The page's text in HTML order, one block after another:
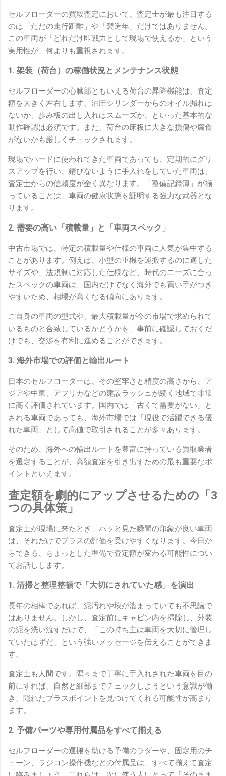
セルフローダーの買取査定において、査定士が最も注目する
のは「ただの走行距離」や「製造年」だけではありません。
この車両が「どれだけ即戦力として現場で使えるか」という
実用性が、何よりも重視されます。
1. 架装（荷台）の稼働状況とメンテナンス状態
セルフローダーの心臓部ともいえる荷台の昇降機能は、査定
額を大きく左右します。油圧シリンダーからのオイル漏れは
ないか、歩み板の出し入れはスムーズか、といった基本的な
動作確認は必須です。また、荷台の床板に大きな損傷や腐食
がないかも厳しくチェックされます。
現場でハードに使われてきた車両であっても、定期的にグリ
スアップを行い、錆びないように手入れをしていた車両は、
査定士からの信頼度が全く異なります。「整備記録簿」が揃
っていることは、車両の健康状態を証明する強力な武器とな
ります。
2. 需要の高い「積載量」と「車両スペック」
中古市場では、特定の積載量や仕様の車両に人気が集中する
ことがあります。例えば、小型の重機を運搬するのに適した
サイズや、法規制に対応した仕様など、時代のニーズに合っ
たスペックの車両は、国内だけでなく海外でも買い手がつき
やすいため、相場が高くなる傾向にあります。
ご自身の車両の型式や、最大積載量が今の市場で求められて
いるものと合致しているかどうかを、事前に確認しておくだ
けでも、交渉を有利に進めることができます。
3. 海外市場での評価と輸出ルート
日本のセルフローダーは、その堅牢さと精度の高さから、ア
ジアや中東、アフリカなどの建設ラッシュが続く地域で非常
に高く評価されています。国内では「古くて需要がない」と
される車両であっても、海外市場では「現役で活躍できる優
れた車両」として高値で取引されることが多々あります。
そのため、海外への輸出ルートを豊富に持っている買取業者
を選定することが、高額査定を引き出すための最も重要なポ
イントといえます。
査定額を劇的にアップさせるための「3
つの具体策」
査定士が現場に来たとき、パッと見た瞬間の印象が良い車両
は、それだけでプラスの評価を受けやすくなります。今日か
らできる、ちょっとした準備で査定額が変わる可能性につい
てお話しします。
1. 清掃と整理整頓で「大切にされていた感」を演出
長年の相棒であれば、泥汚れや埃が溜まっていても不思議で
はありません。しかし、査定前にキャビン内を掃除し、外装
の泥を洗い流すだけで、「この持ち主は車両を大切に管理し
ていたはずだ」という強いメッセージを伝えることができま
す。
査定士も人間です。隅々まで丁寧に手入れされた車両を目の
前にすれば、自然と細部までチェックしようという意識が働
き、隠れたプラスポイントを見つけてくれる可能性が高まり
ます。
2. 予備パーツや専用付属品をすべて揃える
セルフローダーの運搬を助ける予備のラダーや、固定用のチ
ェーン、ラジコン操作機などの付属品は、すべて揃えて査定